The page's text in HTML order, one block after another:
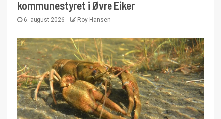
kommunestyret i Øvre Eiker
6. august 2026 Roy Hansen